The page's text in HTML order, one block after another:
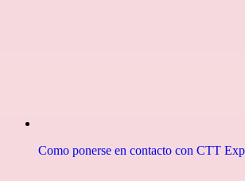
Como ponerse en contacto con CTT